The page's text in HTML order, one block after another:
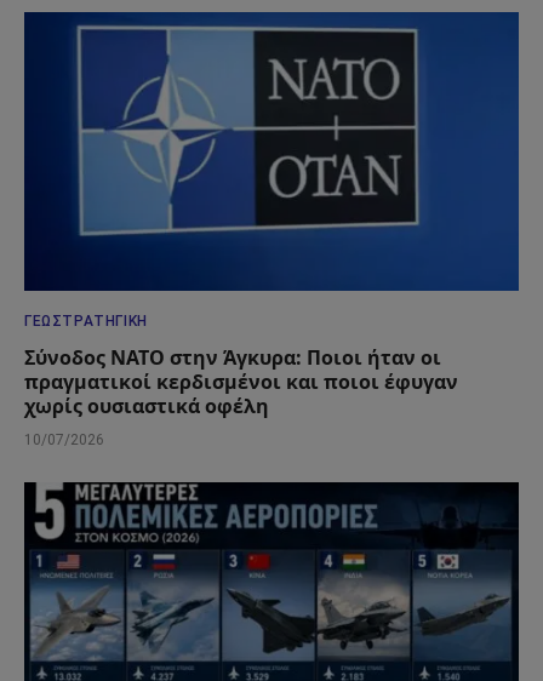
ΓΕΩΣΤΡΑΤΗΓΙΚΉ
Σύνοδος ΝΑΤΟ στην Άγκυρα: Ποιοι ήταν οι
πραγματικοί κερδισμένοι και ποιοι έφυγαν
χωρίς ουσιαστικά οφέλη
10/07/2026